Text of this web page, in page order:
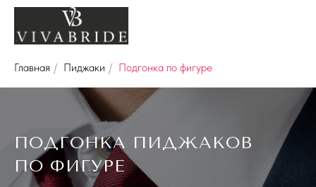
Главная / Пиджаки / Подгонка по фигуре
ПОДГОНКА ПИДЖАКОВ
ПО ФИГУРЕ